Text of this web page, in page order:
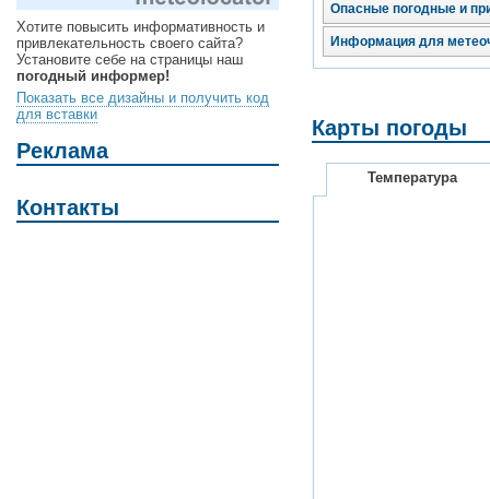
Хотите повысить информативность и
привлекательность своего сайта?
Установите себе на страницы наш
погодный информер!
Показать все дизайны и получить код
для вставки
Реклама
Контакты
Опасные погодные и
Информация для
Карты погоды
Температура